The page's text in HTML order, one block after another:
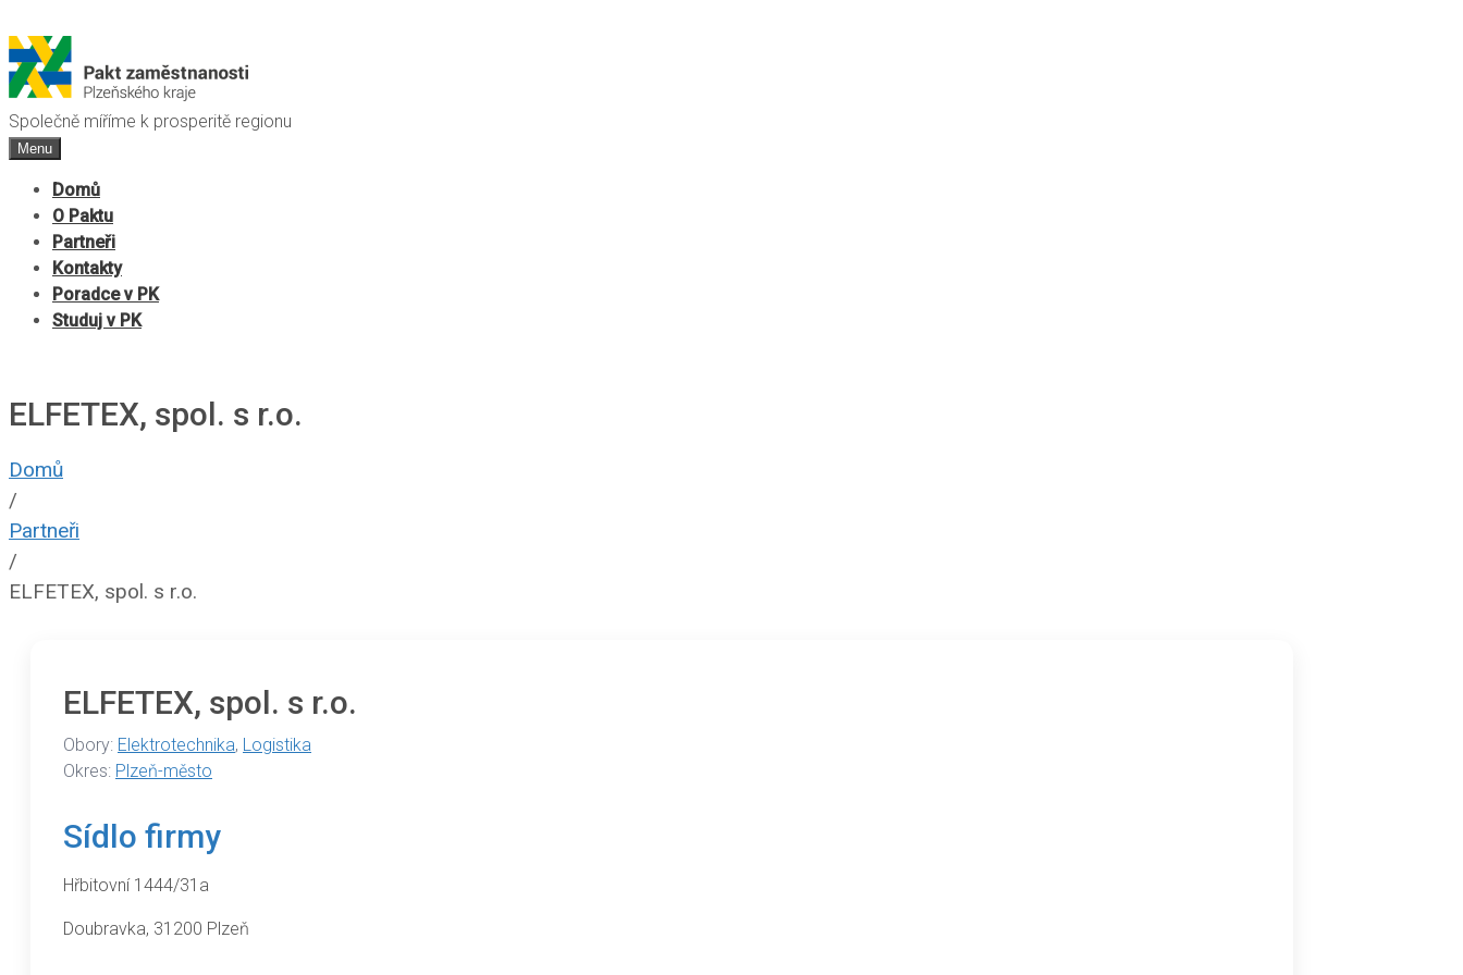
Společně míříme k prosperitě regionu
Menu
Domů
O Paktu
Partneři
Kontakty
Poradce v PK
Studuj v PK
ELFETEX, spol. s r.o.
Domů
/
Partneři
/
ELFETEX, spol. s r.o.
ELFETEX, spol. s r.o.
Obory: Elektrotechnika, Logistika
Okres: Plzeň-město
Sídlo firmy
Hřbitovní 1444/31a
Doubravka, 31200 Plzeň